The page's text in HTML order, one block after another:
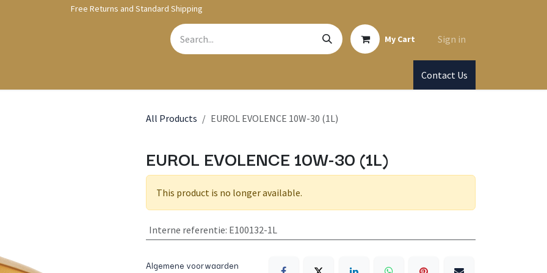
Free Returns and Standard Shipping
My Cart Sign in
Contact Us
All Products EUROL EVOLENCE 10W-30 (1L)
EUROL EVOLENCE 10W-30 (1L)
This product is no longer available.
Interne referentie: E100132-1L
Algemene voorwaarden